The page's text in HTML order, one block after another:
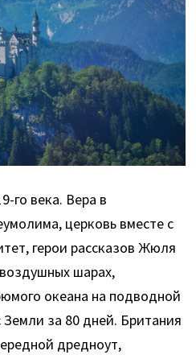
го века. Вера в
церковь вместе с
герои рассказов Жюля
шарах,
океана на подводной
за 80 дней. Британия
дредноут,